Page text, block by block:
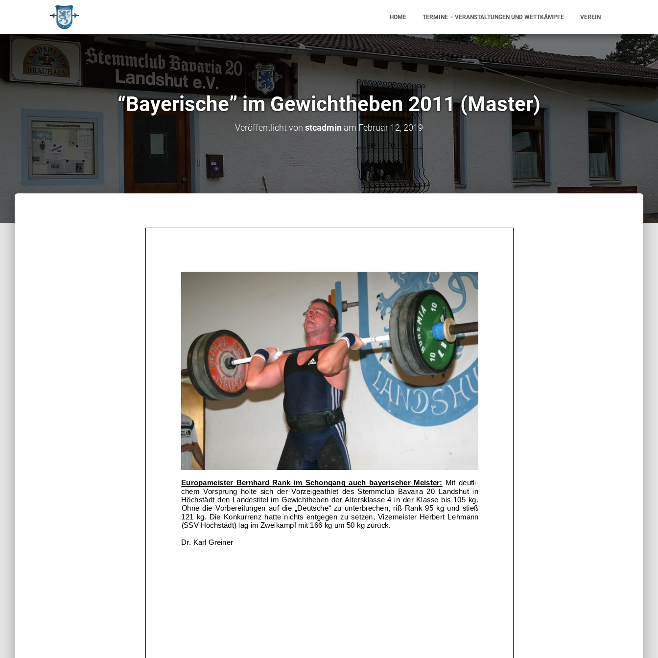
HOME TERMINE – VERANSTALTUNGEN UND WETTKÄMPFE VEREIN
“Bayerische” im Gewichtheben 2011 (Master)
Veröffentlicht von stcadmin am Februar 12, 2019